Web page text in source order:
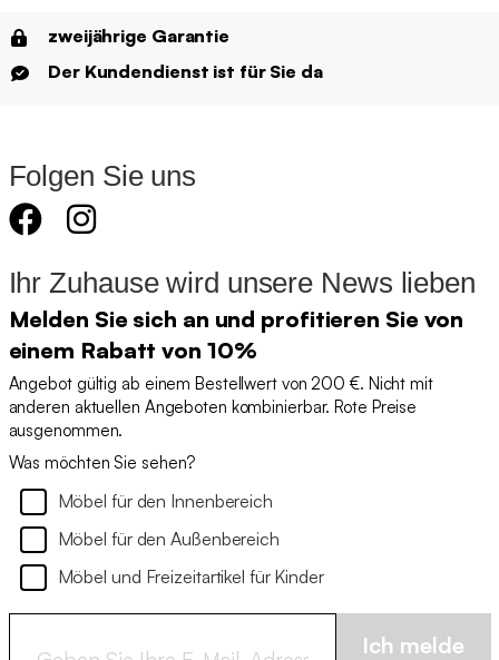
zweijährige Garantie
Der Kundendienst ist für Sie da
Folgen Sie uns
Ihr Zuhause wird unsere News lieben
Melden Sie sich an und profitieren Sie von
einem Rabatt von 10%
Angebot gültig ab einem Bestellwert von 200 €. Nicht mit
anderen aktuellen Angeboten kombinierbar. Rote Preise
ausgenommen.
Was möchten Sie sehen?
Möbel für den Innenbereich
Möbel für den Außenbereich
Möbel und Freizeitartikel für Kinder
Ich melde